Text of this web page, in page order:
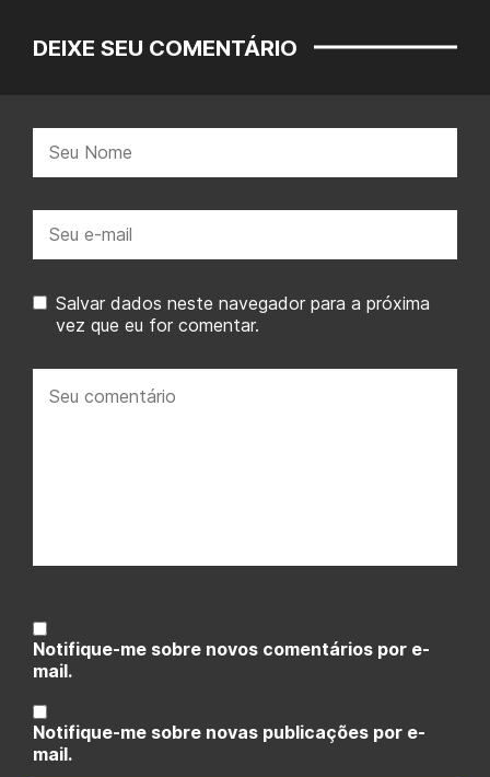
DEIXE SEU COMENTÁRIO
mail:
Salvar dados neste navegador para a próxima
vez que eu for comentar.
comentário:
Notifique-me sobre novos comentários por e-
mail.
Notifique-me sobre novas publicações por e-
mail.